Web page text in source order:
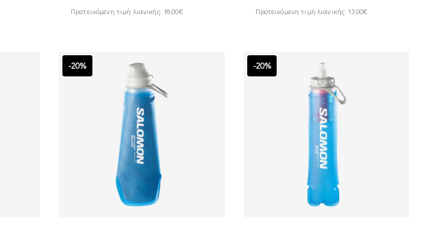
Προτεινόμενη τιμή λιανικής: 18,00€ Προτεινόμενη τιμή λιανικής: 13,00€
-20% -20%